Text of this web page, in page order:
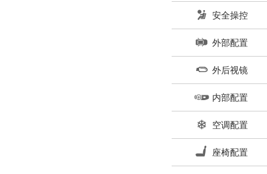
安全操控
外部配置
外后视镜
内部配置
空调配置
座椅配置